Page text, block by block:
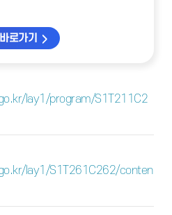
로가기
lay1/program/S1T211C2
lay1/S1T261C262/conten